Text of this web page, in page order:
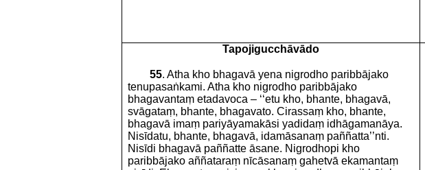
Tapojigucchāvādo
55. Atha kho bhagavā yena nigrodho paribbājako
tenupasaṅkami. Atha kho nigrodho paribbājako
bhagavantaṃ etadavoca – ‘‘etu kho, bhante, bhagavā,
svāgataṃ, bhante, bhagavato. Cirassaṃ kho, bhante,
bhagavā imaṃ pariyāyamakāsi yadidaṃ idhāgamanāya.
Nisīdatu, bhante, bhagavā, idamāsanaṃ paññatta’’nti.
Nisīdi bhagavā paññatte āsane. Nigrodhopi kho
paribbājako aññataraṃ nīcāsanaṃ gahetvā ekamantaṃ